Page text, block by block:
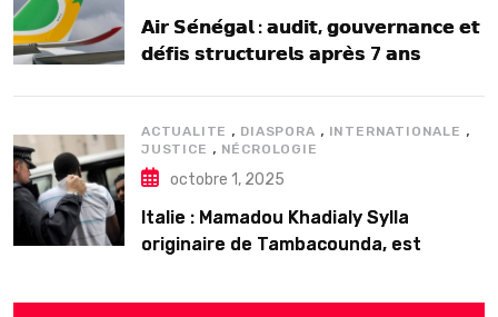
𝗔𝗶𝗿 𝗦𝗲́𝗻𝗲́𝗴𝗮𝗹 : 𝗮𝘂𝗱𝗶𝘁, 𝗴𝗼𝘂𝘃𝗲𝗿𝗻𝗮𝗻𝗰𝗲 𝗲𝘁
𝗱𝗲́𝗳𝗶𝘀 𝘀𝘁𝗿𝘂𝗰𝘁𝘂𝗿𝗲𝗹𝘀 𝗮𝗽𝗿𝗲̀𝘀 7 𝗮𝗻𝘀
ACTUALITE , DIASPORA , INTERNATIONALE ,
JUSTICE , NÉCROLOGIE
octobre 1, 2025
Italie : Mamadou Khadialy Sylla
originaire de Tambacounda, est
arrestation